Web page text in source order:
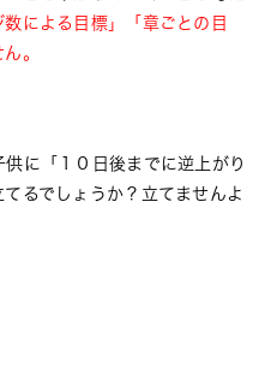
数による目標」「章ごとの目
。
に「１０日後までに逆上がり
るでしょうか？立てませんよ